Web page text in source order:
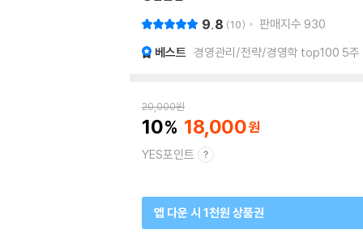
9.8 10 판매지수 930
베스트 경영관리/전략/경영학 top100 5주
20,000원
10 18,000
YES포인트
앱 다운 시 1천원 상품권